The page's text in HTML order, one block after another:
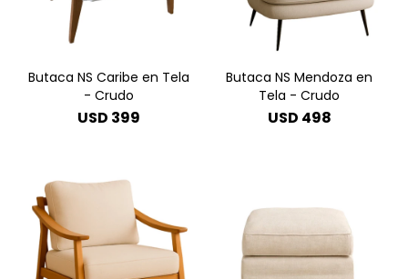
Butaca NS Caribe en Tela
- Crudo
USD 399
Butaca NS Mendoza en
Tela - Crudo
USD 498